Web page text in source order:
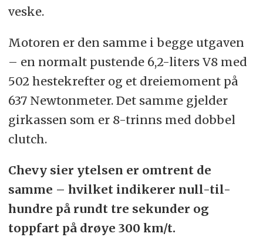
veske.
Motoren er den samme i begge utgaven
– en normalt pustende 6,2-liters V8 med
502 hestekrefter og et dreiemoment på
637 Newtonmeter. Det samme gjelder
girkassen som er 8-trinns med dobbel
clutch.
Chevy sier ytelsen er omtrent de
samme – hvilket indikerer null-til-
hundre på rundt tre sekunder og
toppfart på drøye 300 km/t.